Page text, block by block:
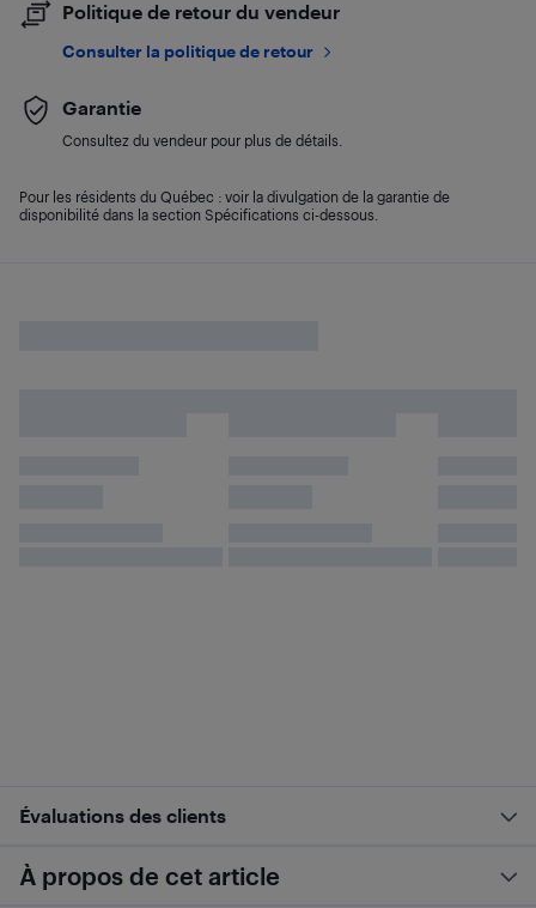
Politique de retour du vendeur
Consulter la politique de retour
Garantie
Consultez du vendeur pour plus de détails.
Pour les résidents du Québec : voir la divulgation de la garantie de
disponibilité dans la section Spécifications ci-dessous.
Évaluations des clients
À propos de cet article